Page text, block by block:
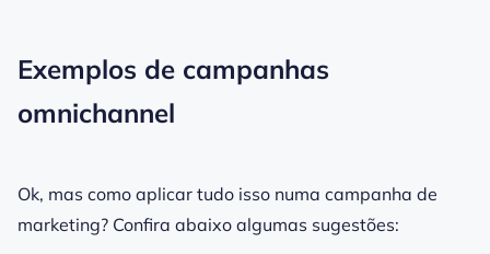
Exemplos de campanhas
omnichannel
Ok, mas como aplicar tudo isso numa campanha de
marketing? Confira abaixo algumas sugestões: